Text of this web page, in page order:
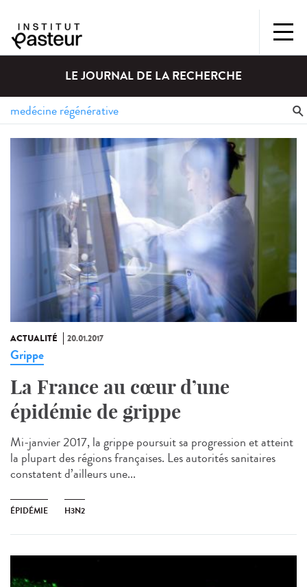
LE JOURNAL DE LA RECHERCHE
ACTUALITÉ 20.01.2017
Grippe
La France au cœur d’une
épidémie de grippe
Mi-janvier 2017, la grippe poursuit sa progression et atteint
la plupart des régions françaises. Les autorités sanitaires
constatent d’ailleurs une...
ÉPIDÉMIE H3N2